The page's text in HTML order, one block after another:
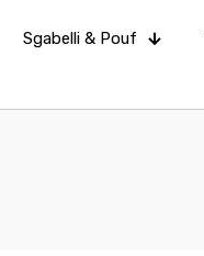
Sgabelli & Pouf